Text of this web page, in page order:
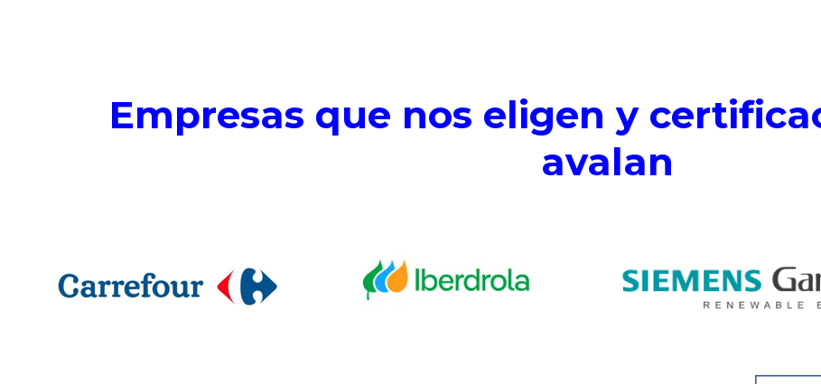
Empresas que nos eligen y
avalan